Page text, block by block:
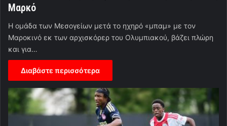
Μαρκό
Η ομάδα των Μεσογείων μετά το ηχηρό «μπαμ» με τον
Μαροκινό εκ των αρχισκόρερ του Ολυμπιακού, βάζει πλώρη
και για…
Διαβάστε περισσότερα